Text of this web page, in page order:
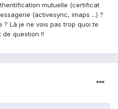
mutuelle (certificat
(activesync, imaps ...) ?
? Là je ne vois pas trop quoi te
question !!